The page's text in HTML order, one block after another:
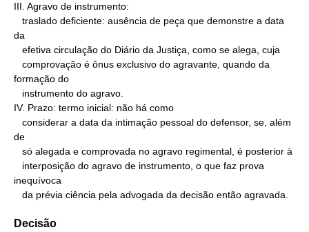
III. Agravo de instrumento:
da
formação do
IV. Prazo: termo inicial: não há como
de
inequívoca
   da prévia ciência pela advogada da decisão então agravada.
Decisão